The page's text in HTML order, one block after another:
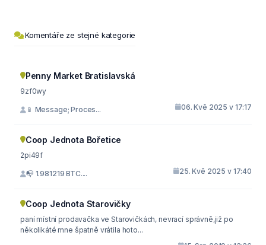
Komentáře ze stejné kategorie
Penny Market Bratislavská
9zf0wy
📱 Message; Proces... 06. Kvě 2025 v 17:17
Coop Jednota Bořetice
2pi49f
📭 1.981219 BTC.... 25. Kvě 2025 v 17:40
Coop Jednota Starovičky
paní místní prodavačka ve Starovičkách, nevrací správně,již po
několikáté mne špatně vrátila hoto...